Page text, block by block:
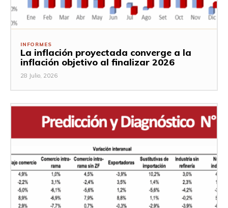
INFORMES
La inflación proyectada converge a la
inflación objetivo al finalizar 2026
28 Julio, 2026